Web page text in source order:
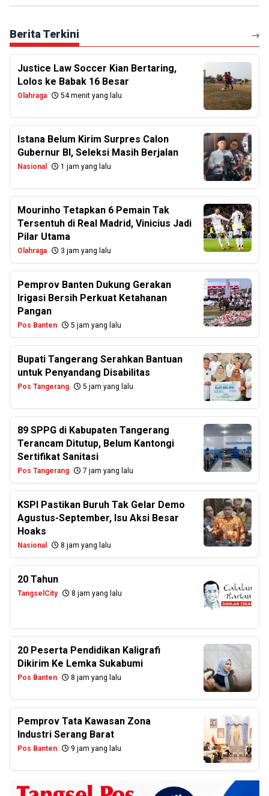
Berita Terkini
Justice Law Soccer Kian Bertaring,
Lolos ke Babak 16 Besar
Olahraga 54 menit yang lalu
Istana Belum Kirim Surpres Calon
Gubernur BI, Seleksi Masih Berjalan
Nasional 1 jam yang lalu
Mourinho Tetapkan 6 Pemain Tak
Tersentuh di Real Madrid, Vinicius Jadi
Pilar Utama
Olahraga 3 jam yang lalu
Pemprov Banten Dukung Gerakan
Irigasi Bersih Perkuat Ketahanan
Pangan
Pos Banten 5 jam yang lalu
Bupati Tangerang Serahkan Bantuan
untuk Penyandang Disabilitas
Pos Tangerang 5 jam yang lalu
89 SPPG di Kabupaten Tangerang
Terancam Ditutup, Belum Kantongi
Sertifikat Sanitasi
Pos Tangerang 7 jam yang lalu
KSPI Pastikan Buruh Tak Gelar Demo
Agustus-September, Isu Aksi Besar
Hoaks
Nasional 8 jam yang lalu
20 Tahun
TangselCity 8 jam yang lalu
20 Peserta Pendidikan Kaligrafi
Dikirim Ke Lemka Sukabumi
Pos Banten 8 jam yang lalu
Pemprov Tata Kawasan Zona
Industri Serang Barat
Pos Banten 9 jam yang lalu